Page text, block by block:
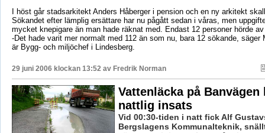
I höst går stadsarkitekt Anders Håberger i pension och en ny arkitekt
Sökandet efter lämplig ersättare har nu pågått sedan i våras, men
mycket knepigare än man hade räknat med. Endast 12 personer hörde
-Det hade varit mer normalt med 112 än som nu, bara 12 sökande, säger
är Bygg- och miljöchef i Lindesberg.
29 juni 2006 klockan 13:52 av Fredrik Norman
Vattenläcka på Banvägen
nattlig insats
Vid 00:30-tiden i natt fick Alf
Bergslagens Kommunalteknik,